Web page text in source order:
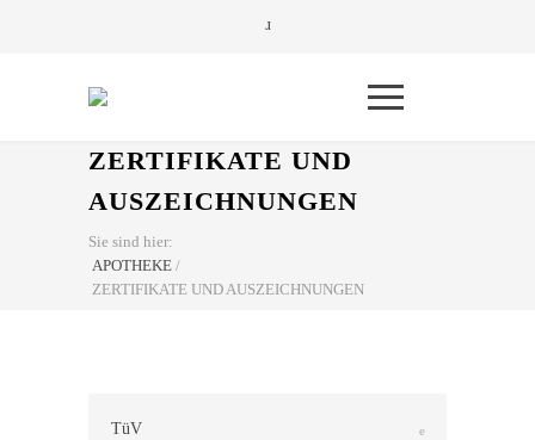
ZERTIFIKATE UND
AUSZEICHNUNGEN
Sie sind hier:
APOTHEKE /
ZERTIFIKATE UND AUSZEICHNUNGEN
TüV